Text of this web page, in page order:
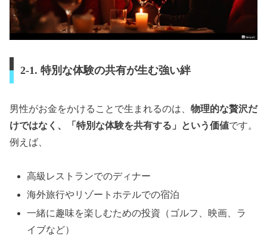
2-1. 特別な体験の共有が生む強い絆
男性がお金をかけることで生まれるのは、 物理的な贅沢だ
けではなく、「特別な体験を共有する」という価値です。
例えば、
高級レストランでのディナー
海外旅行やリゾートホテルでの宿泊
一緒に趣味を楽しむための投資（ゴルフ、映画、ラ
イブなど）